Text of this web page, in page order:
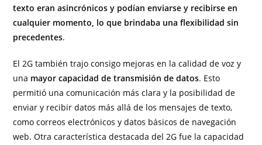
texto eran asincrónicos y podían enviarse y recibirse en
cualquier momento, lo que brindaba una flexibilidad sin
precedentes.
El 2G también trajo consigo mejoras en la calidad de voz y
una mayor capacidad de transmisión de datos. Esto
permitió una comunicación más clara y la posibilidad de
enviar y recibir datos más allá de los mensajes de texto,
como correos electrónicos y datos básicos de navegación
web. Otra característica destacada del 2G fue la capacidad